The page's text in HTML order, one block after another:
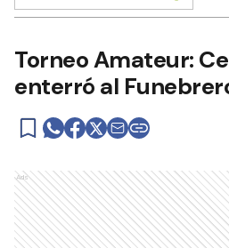
Torneo Amateur:
enterró al
Ads